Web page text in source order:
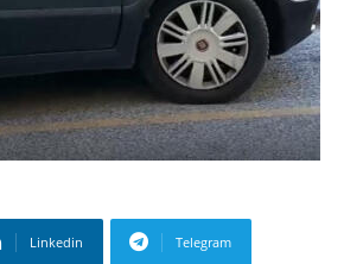
Linkedin Telegram